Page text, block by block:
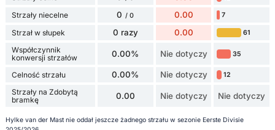
Strzały niecelne 0 / 0 0.00 7
Strzał w słupek 0 razy 0.00 61
Współczynnik
konwersji strzałów
0.00% Nie dotyczy 35
Celność strzału 0.00% Nie dotyczy 12
Strzały na Zdobytą
bramkę
0.00 Nie dotyczy Nie dotyczy
Hylke van der Mast nie oddał jeszcze żadnego strzału w sezonie Eerste Divisie